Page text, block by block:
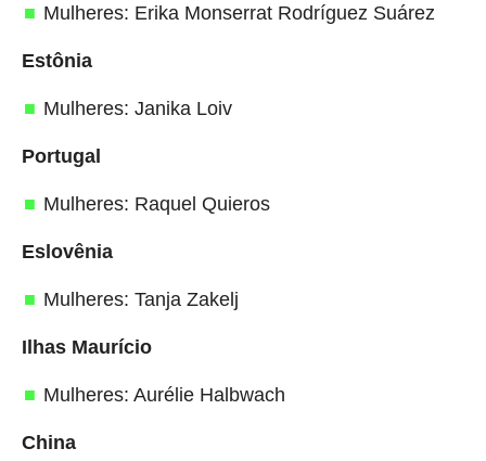
Mulheres: Erika Monserrat Rodríguez Suárez
Estônia
Mulheres: Janika Loiv
Portugal
Mulheres: Raquel Quieros
Eslovênia
Mulheres: Tanja Zakelj
Ilhas Maurício
Mulheres: Aurélie Halbwach
China